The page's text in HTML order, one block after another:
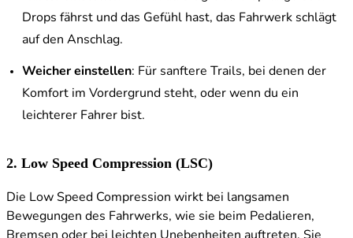
Drops fährst und das Gefühl hast, das Fahrwerk schlägt
auf den Anschlag.
Weicher einstellen: Für sanftere Trails, bei denen der
Komfort im Vordergrund steht, oder wenn du ein
leichterer Fahrer bist.
2. Low Speed Compression (LSC)
Die Low Speed Compression wirkt bei langsamen
Bewegungen des Fahrwerks, wie sie beim Pedalieren,
Bremsen oder bei leichten Unebenheiten auftreten. Sie